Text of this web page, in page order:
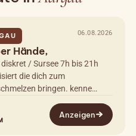
06.08.2026
Hände,
/ Sursee 7h bis 21h
die dich zum
bringen. kenne
versüßen. Der Klang der
Anzeigen